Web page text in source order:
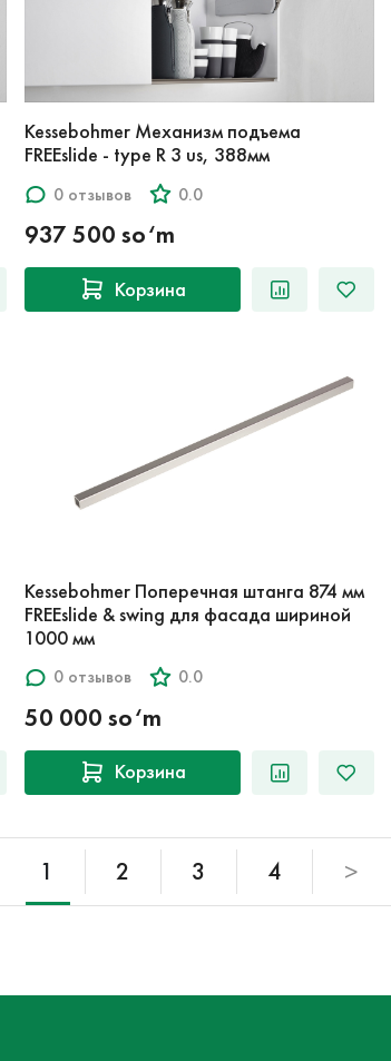
Kessebohmer Механизм подъема
FREEslide - type R 3 us, 388мм
0 отзывов 0.0
937 500 so‘m
Корзина
Kessebohmer Поперечная штанга 874 мм
FREEslide & swing для фасада шириной
1000 мм
0 отзывов 0.0
50 000 so‘m
Корзина
1 2 3 4 >